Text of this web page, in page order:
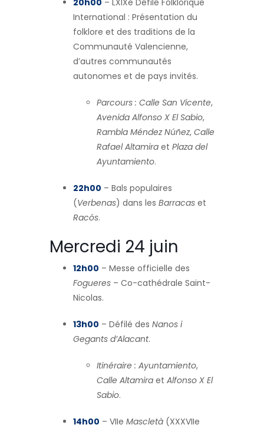
International : Présentation du
folklore et des traditions de la
Communauté Valencienne,
d’autres communautés
autonomes et de pays invités.
Parcours : Calle San Vicente,
Avenida Alfonso X El Sabio,
Rambla Méndez Núñez, Calle
Rafael Altamira et Plaza del
Ayuntamiento.
22h00 – Bals populaires
(Verbenas) dans les Barracas et
Racós.
Mercredi 24 juin
12h00 – Messe officielle des
Fogueres – Co-cathédrale Saint-
Nicolas.
13h00 – Défilé des Nanos i
Gegants d’Alacant.
Itinéraire : Ayuntamiento,
Calle Altamira et Alfonso X El
Sabio.
14h00 – VIIe Mascletà (XXXVIIe